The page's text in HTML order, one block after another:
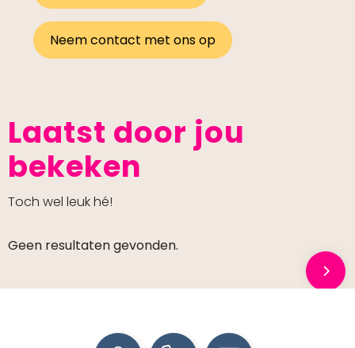
Neem contact met ons op
Laatst door jou
bekeken
Toch wel leuk hé!
Geen resultaten gevonden.